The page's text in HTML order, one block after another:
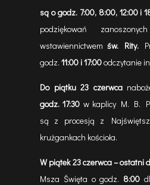
są o godz. 7:00, 8:00, 12:00 i
podziękowań
wstawiennictwemśw. Rity.
godz.11:00 i 17:00odczytanie
Do piątku 23 czerwca
godz. 17:30 w kaplicy M. B.
są z procesją z
krużgankach kościoła.
W piątek 23 czerwca – ostatni
Msza Święta o godz. 8:00